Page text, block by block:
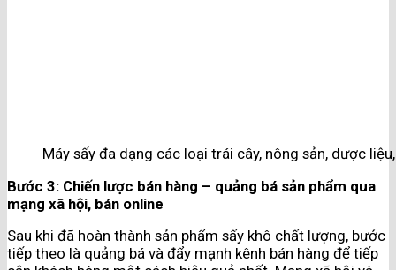
Máy sấy đa dạng các loại trái cây, nông sản, dược
Bước 3: Chiến lược bán hàng – quảng bá sản phẩm qua
mạng xã hội, bán online
Sau khi đã hoàn thành sản phẩm sấy khô chất lượng, bước
tiếp theo là quảng bá và đẩy mạnh kênh bán hàng để tiếp